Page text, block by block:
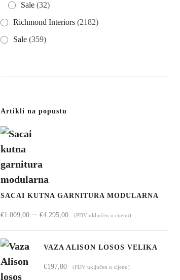
Sale (32)
Richmond Interiors (2182)
Sale (359)
Artikli na popustu
SACAI KUTNA GARNITURA MODULARNA
€1.009,00 – €4.295,00Raspon
cijena:
od
(PDV uključen u cijenu)
VAZA ALISON LOSOS VELIKA
€197,80 (PDV uključen u cijenu)